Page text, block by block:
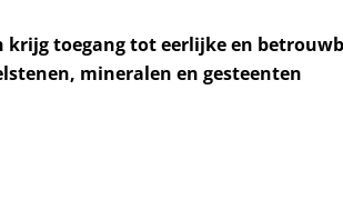
krijg toegang tot eerlijke en
mineralen en gesteenten